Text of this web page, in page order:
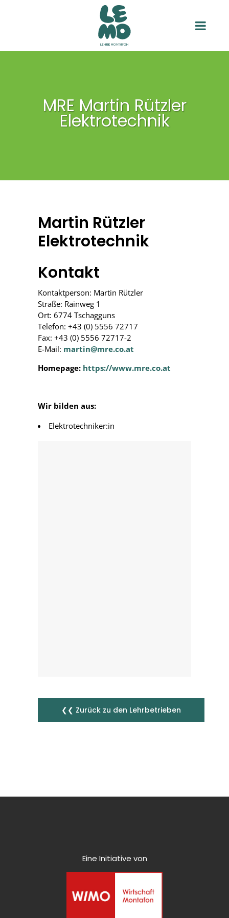
MRE Martin Rützler
Elektrotechnik
Martin Rützler
Elektrotechnik
Kontakt
Kontaktperson: Martin Rützler
Straße: Rainweg 1
Ort: 6774 Tschagguns
Telefon: +43 (0) 5556 72717
Fax: +43 (0) 5556 72717-2
E-Mail: martin@mre.co.at
Homepage: https://www.mre.co.at
Wir bilden aus:
Elektrotechniker:in
❮❮ Zurück zu den Lehrbetrieben
Eine Initiative von